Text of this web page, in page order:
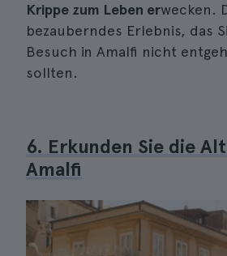
Krippe zum Leben erwecken.
bezauberndes Erlebnis, das
Besuch in Amalfi nicht
sollten.
6. Erkunden Sie die
Amalfi